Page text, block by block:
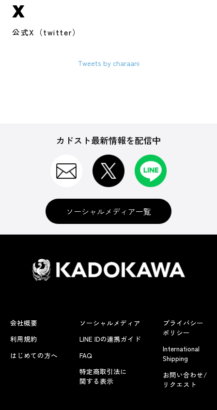
X
公式X（twitter）
Tweets by charaani
カドスト最新情報を配信中
ソーシャルメディア一覧
会社概要
利用規約
はじめての方へ
ソーシャルメディア
LINE IDの連携ガイド
FAQ
特定商取引法に
関する表示
プライバシー
ポリシー
International
Shipping
お問い合わせ/
リクエスト